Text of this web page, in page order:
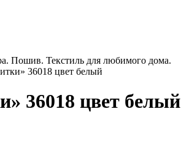
Пошив. Текстиль для любимого дома.
36018 цвет белый
36018 цвет белый